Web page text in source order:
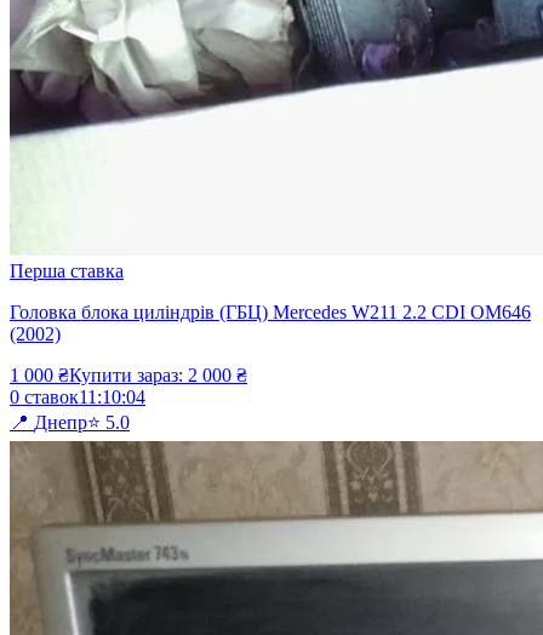
Перша ставка
Головка блока циліндрів (ГБЦ) Mercedes W211 2.2 CDI OM646
(2002)
1 000 ₴Купити зараз: 2 000 ₴
0 ставок11 :10:04
📍 Днепр⭐ 5.0